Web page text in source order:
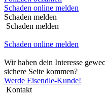
Schaden online melden
Schaden melden
Schaden melden
Schaden online melden
Wir haben dein Interesse
sichere Seite kommen?
Werde Eisendle-Kunde!
Kontakt